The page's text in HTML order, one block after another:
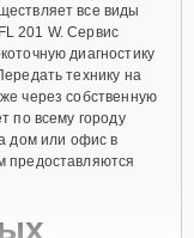
все виды
201 W. Сервис
диагностику
технику на
через собственную
по всему городу
дом или офис в
предоставляются